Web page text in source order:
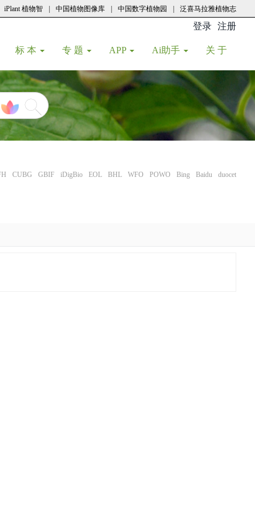
iPlant 植物智 中国植物图像库 中国数字植物园 泛喜马拉雅植物志
登录 注册
标 本 专 题 APP Ai助手 关 于
CUBG GBIF iDigBio EOL BHL WFO POWO Bing Baidu duocet